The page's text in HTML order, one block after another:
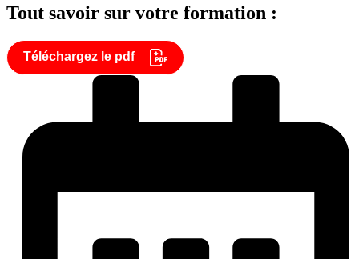
Tout savoir sur votre formation :
Téléchargez le pdf